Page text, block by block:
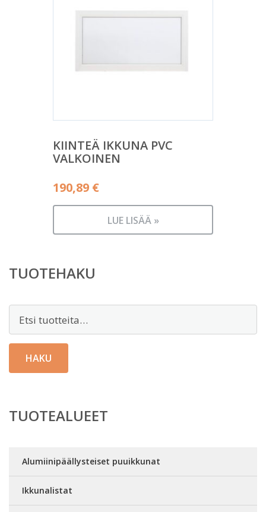
KIINTEÄ IKKUNA PVC
VALKOINEN
190,89 €
LUE LISÄÄ »
TUOTEHAKU
HAKU
TUOTEALUEET
Alumiinipäällysteiset puuikkunat
Ikkunalistat